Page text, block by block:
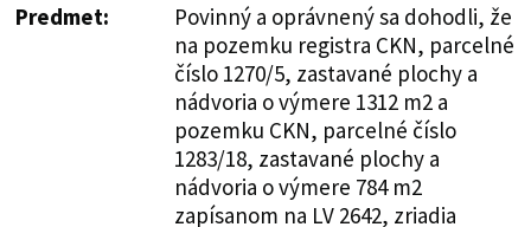
Predmet:
Povinný a oprávnený sa dohodli, že
na pozemku registra CKN, parcelné
číslo 1270/5, zastavané plochy a
nádvoria o výmere 1312 m2 a
pozemku CKN, parcelné číslo
1283/18, zastavané plochy a
nádvoria o výmere 784 m2
zapísanom na LV 2642, zriadia